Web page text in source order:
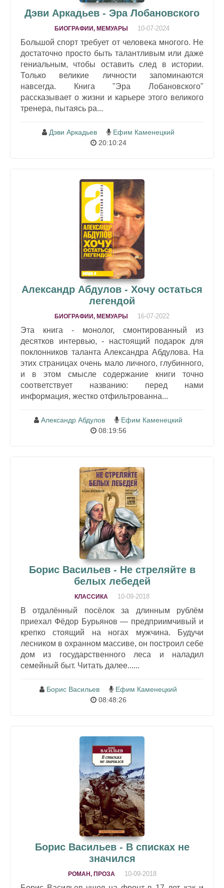
Дэви Аркадьев - Эра Лобановского
БИОГРАФИИ, МЕМУАРЫ 10-07-2024
Большой спорт требует от человека многого. Не
достаточно просто быть талантливым или даже
гениальным, чтобы оставить след в истории.
Только великие личности запоминаются
навсегда. Книга "Эра Лобановского"
рассказывает о жизни и карьере этого великого
тренера, пытаясь ра...
Дэви Аркадьев
Ефим Каменецкий
20:10:24
Александр Абдулов - Хочу остаться
легендой
БИОГРАФИИ, МЕМУАРЫ 16-07-2022
Эта книга - монолог, смонтированный из
десятков интервью, - настоящий подарок для
поклонников таланта Александра Абдулова. На
этих страницах очень мало личного, глубинного,
и в этом смысле содержание книги точно
соответствует названию: перед нами
информация, жестко отфильтрованна...
Александр Абдулов
Ефим Каменецкий
08:19:56
Борис Васильев - Не стреляйте в
белых лебедей
КЛАССИКА 10-09-2018
В отдалённый посёлок за длинным рублём
приехал Фёдор Бурьянов — предприимчивый и
крепко стоящий на ногах мужчина. Будучи
лесником в охранном массиве, он построил себе
дом из государственного леса и наладил
семейный быт. Читать далее......
Борис Васильев
Ефим Каменецкий
08:48:26
Борис Васильев - В списках не
значился
РОМАН, ПРОЗА 10-09-2018